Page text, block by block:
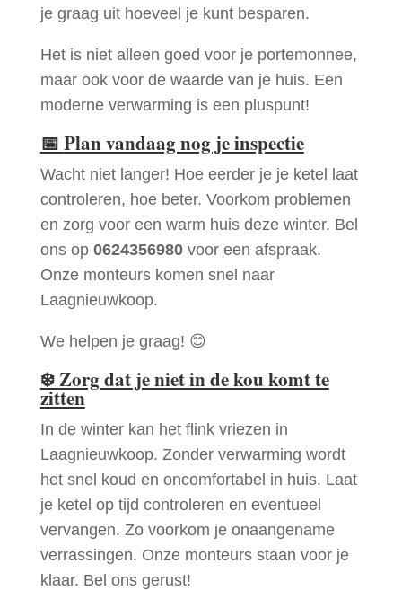
je graag uit hoeveel je kunt besparen.
Het is niet alleen goed voor je portemonnee,
maar ook voor de waarde van je huis. Een
moderne verwarming is een pluspunt!
📅 Plan vandaag nog je inspectie
Wacht niet langer! Hoe eerder je je ketel laat
controleren, hoe beter. Voorkom problemen
en zorg voor een warm huis deze winter. Bel
ons op 0624356980voor een afspraak.
Onze monteurs komen snel naar
Laagnieuwkoop.
We helpen je graag! 😊
❄️Zorg dat je niet in de kou komt te
zitten
In de winter kan het flink vriezen in
Laagnieuwkoop. Zonder verwarming wordt
het snel koud en oncomfortabel in huis. Laat
je ketel op tijd controleren en eventueel
vervangen. Zo voorkom je onaangename
verrassingen. Onze monteurs staan voor je
klaar. Bel ons gerust!